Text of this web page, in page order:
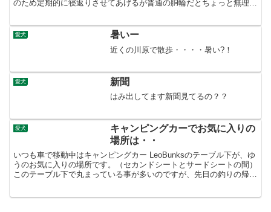
のため定期的に寝返りさせてあげるが普通の胴輪だとちょっと無理が
愛犬 暑いー
近くの川原で散歩・・・・暑い?！
愛犬 新聞
はみ出してます新聞見てるの？？
愛犬
キャンピングカーでお気に入りの
場所は・・
いつも車で移動中はキャンピングカー LeoBunksのテーブル下が、ゆ
うのお気に入りの場所です。（セカンドシートとサードシートの間）
このテーブル下で丸まっている事が多いのですが、先日の釣りの帰り